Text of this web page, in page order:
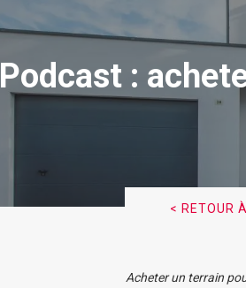
Podcast :
< RETOUR
Acheter un terrain